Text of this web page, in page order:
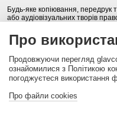
Будь-яке копіювання, передрук
або аудіовізуальних творів
Політика конфіденційності
КОНТАКТИ НАША КОМАНДА
Партнери:DepositPhotos.com,
Про
Продовжуючи перегляд
ознайомилися з Політикою
погоджуєтеся використання
Про файли cookies